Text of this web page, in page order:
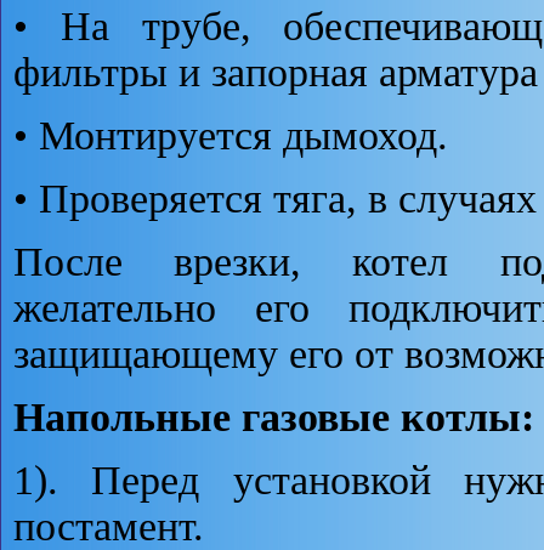
• На трубе,
фильтры и запорная
• Монтируется дымоход.
• Проверяется тяга, в
После врезки, котел
желательно его
защищающему его от
Напольные газовые котлы:
1). Перед установкой
постамент.